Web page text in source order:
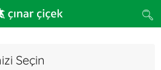
Seçin